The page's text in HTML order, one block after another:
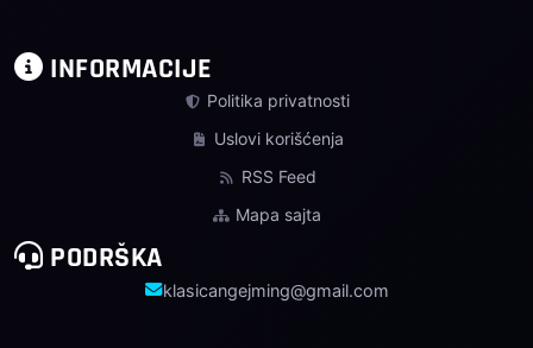
INFORMACIJE
Politika privatnosti
Uslovi korišćenja
RSS Feed
Mapa sajta
PODRŠKA
klasicangejming@gmail.com